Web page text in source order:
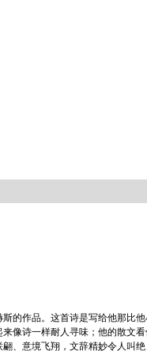
作品。这首诗是写给他那比他
像诗一样耐人寻味；他的散文
、意境飞翔，文辞精妙令人叫绝